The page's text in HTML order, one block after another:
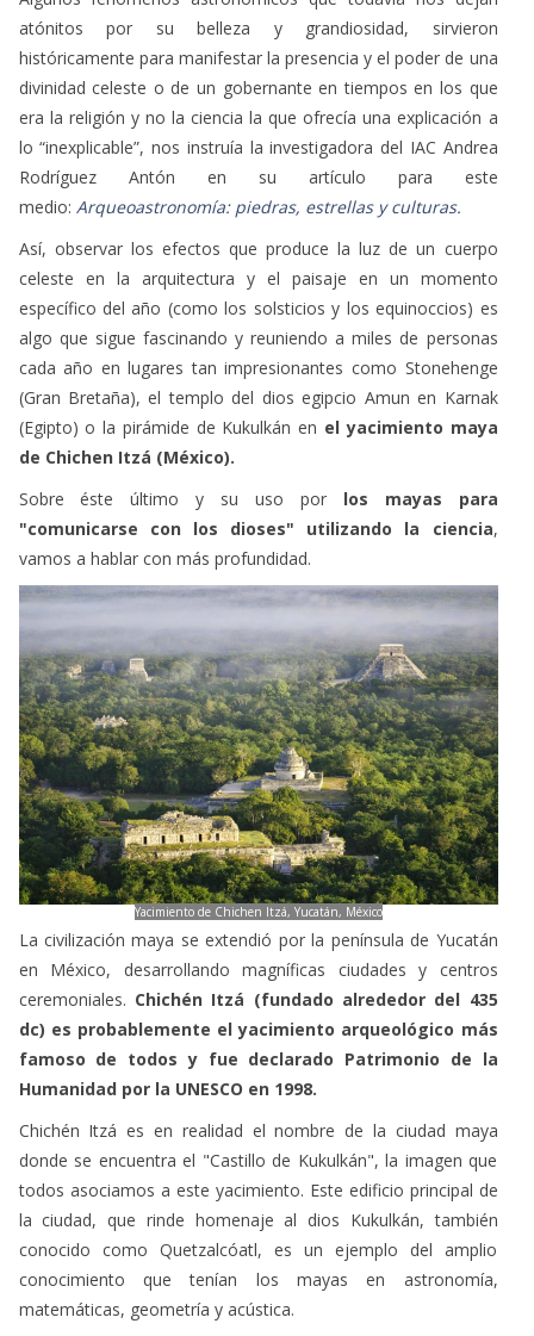
históricamente para manifestar la presencia y el poder de una
divinidad celeste o de un gobernante en tiempos en los que
era la religión y no la ciencia la que ofrecía una explicación a
lo “inexplicable”, nos instruía la investigadora del IAC Andrea
Rodríguez Antón en su artículo para este
Arqueoastronomía: piedras, estrellas y culturas.
Así, observar los efectos que produce la luz de un cuerpo
específico del año (como los solsticios y los equinoccios) es
algo que sigue fascinando y reuniendo a miles de personas
cada año en lugares tan impresionantes como Stonehenge
(Gran Bretaña), el templo del dios egipcio Amun en Karnak
(Egipto) o la pirámide de Kukulkán en
el yacimiento maya
de Chichen Itzá (México).
Sobre éste último y su uso por
vamos a hablar con más profundidad.
Yacimiento de Chichen Itzá, Yucatán, México
La civilización maya se extendió por la península de Yucatán
en México, desarrollando magníficas ciudades y centros
Chichén Itzá (fundado alrededor del 435
dc) es probablemente el yacimiento arqueológico más
famoso de todos y fue declarado Patrimonio de la
Humanidad por la UNESCO en 1998.
Chichén Itzá es en realidad el nombre de la ciudad maya
todos asociamos a este yacimiento. Este edificio principal de
la ciudad, que rinde homenaje al dios Kukulkán, también
conocido como Quetzalcóatl, es un ejemplo del amplio
conocimiento que tenían los mayas en astronomía,
matemáticas, geometría y acústica.